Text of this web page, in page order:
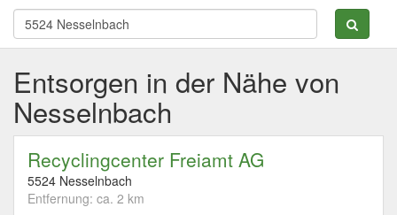
Entsorgen in der Nähe von
Nesselnbach
Recyclingcenter Freiamt AG
5524 Nesselnbach
Entfernung: ca. 2 km